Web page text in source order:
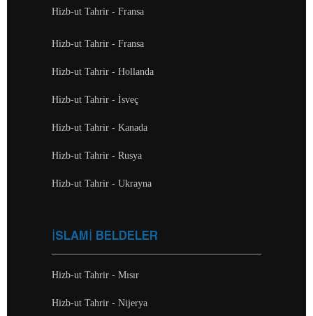
Hizb-ut Tahrir - Fransa
Hizb-ut Tahrir - Fransa
Hizb-ut Tahrir - Hollanda
Hizb-ut Tahrir - İsveç
Hizb-ut Tahrir - Kanada
Hizb-ut Tahrir - Rusya
Hizb-ut Tahrir - Ukrayna
İSLAMİ BELDELER
Hizb-ut Tahrir - Mısır
Hizb-ut Tahrir - Nijerya